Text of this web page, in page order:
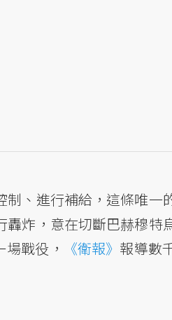
、進行補給，這條唯一
炸，意在切斷巴赫穆特
戰役，
《衛報》 報導數